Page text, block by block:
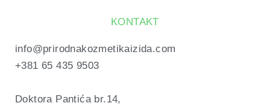
KONTAKT
info@prirodnakozmetikaizida.com
+381 65 435 9503
Doktora Pantića br.14,